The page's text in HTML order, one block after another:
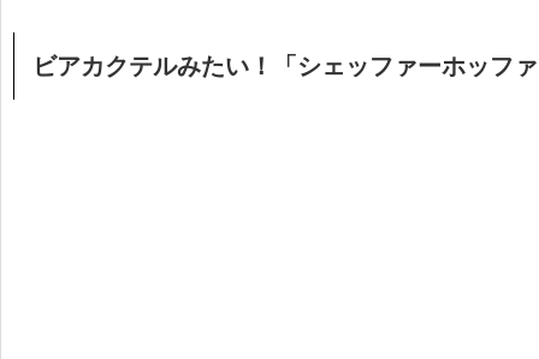
ビアカクテルみたい！「シェッファーホッフ